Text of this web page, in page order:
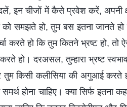
इन चीजों में कैसे प्रवेश करें, अपनी
समझते हो, तुम बस इतना जानते हो
करते हो कि तुम कितने भ्रष्ट हो, तो
हो। दरअसल, तुम्हारा भ्रष्ट
किसी कलीसिया की अगुआई करते
चाहिए। क्या सिर्फ इतना कहना